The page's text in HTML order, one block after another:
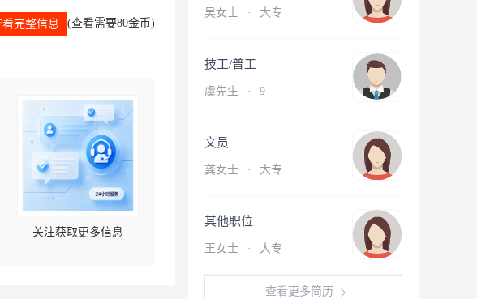
看完整信息 (查看需要80金币)
关注获取更多信息
吴女士 · 大专
技工/普工
虞先生 · 9
文员
龚女士 · 大专
其他职位
王女士 · 大专
查看更多简历